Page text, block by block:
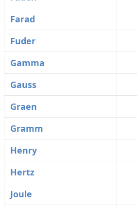
Farad
Fuder
Gamma
Gauss
Graen
Gramm
Henry
Hertz
Joule